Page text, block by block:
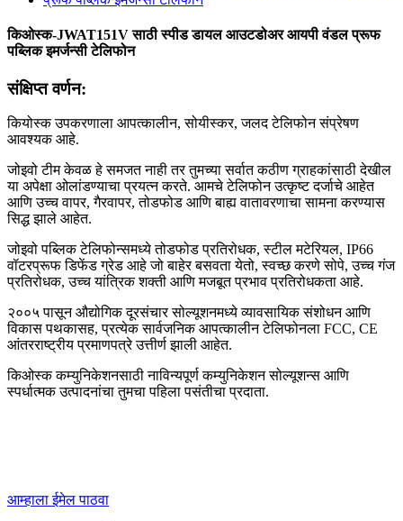
किओस्क-JWAT151V साठी स्पीड डायल आउटडोअर आयपी वंडल प्रूफ
पब्लिक इमर्जन्सी टेलिफोन
संक्षिप्त वर्णन:
कियोस्क उपकरणाला आपत्कालीन, सोयीस्कर, जलद टेलिफोन संप्रेषण
आवश्यक आहे.
जोइवो टीम केवळ हे समजत नाही तर तुमच्या सर्वात कठीण ग्राहकांसाठी देखील
या अपेक्षा ओलांडण्याचा प्रयत्न करते. आमचे टेलिफोन उत्कृष्ट दर्जाचे आहेत
आणि उच्च वापर, गैरवापर, तोडफोड आणि बाह्य वातावरणाचा सामना करण्यास
सिद्ध झाले आहेत.
जोइवो पब्लिक टेलिफोन्समध्ये तोडफोड प्रतिरोधक, स्टील मटेरियल, IP66
वॉटरप्रूफ डिफेंड ग्रेड आहे जो बाहेर बसवता येतो, स्वच्छ करणे सोपे, उच्च गंज
प्रतिरोधक, उच्च यांत्रिक शक्ती आणि मजबूत प्रभाव प्रतिरोधकता आहे.
२००५ पासून औद्योगिक दूरसंचार सोल्यूशनमध्ये व्यावसायिक संशोधन आणि
विकास पथकासह, प्रत्येक सार्वजनिक आपत्कालीन टेलिफोनला FCC, CE
आंतरराष्ट्रीय प्रमाणपत्रे उत्तीर्ण झाली आहेत.
किओस्क कम्युनिकेशनसाठी नाविन्यपूर्ण कम्युनिकेशन सोल्यूशन्स आणि
स्पर्धात्मक उत्पादनांचा तुमचा पहिला पसंतीचा प्रदाता.
आम्हाला ईमेल पाठवा